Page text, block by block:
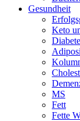
Gesundheit
Keto
MS
Fett
Fette